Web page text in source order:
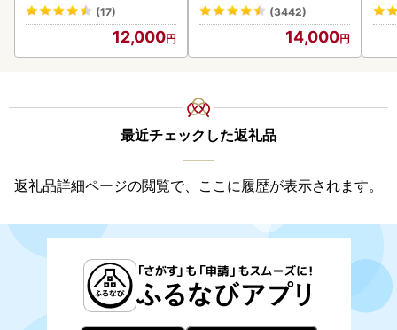
(17)
12,000
(3442)
14,000
わ
最近チェックした返礼品
返礼品詳細ページの閲覧で、ここに履歴が表示されます。